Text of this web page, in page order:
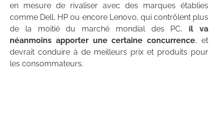
en mesure de rivaliser avec des marques établies
comme Dell, HP ou encore Lenovo, qui contrôlent plus
de la moitié du marché mondial des PC, il va
néanmoins apporter une certaine concurrence, et
devrait conduire à de meilleurs prix et produits pour
les consommateurs.